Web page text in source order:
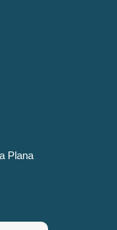
Plana